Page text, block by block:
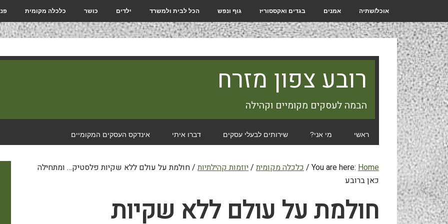
אוכל/שתיה אמנים בגדים ואקססוריז גוף ונפש הכל לבית ולמשרד ילדים כושר כלכלה מקומית
רובע צפון מזרח
הבמה לעסקים מקומיים וקהילה
ראשי מי אני? שירותים לבעלי עסקים דברו איתי אינדקס העסקים המקומיים
You are here: Home
/כלכלה מקומית /יוזמות קהילתיות /חולמת על עולם ללא שקיות פלסטיק… ומתחילה
כאן ברובע
חולמת על עולם ללא שקיות